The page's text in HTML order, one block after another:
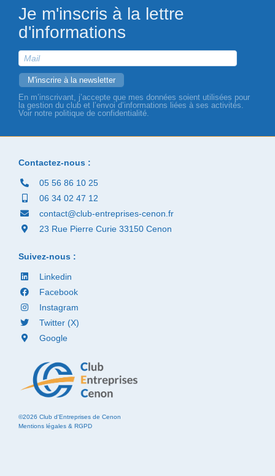
Je m'inscris à la lettre
d'informations
En m’inscrivant, j’accepte que mes données soient utilisées pour
la gestion du club et l’envoi d’informations liées à ses activités.
Voir notre politique de confidentialité.
©2026 Club d'Entreprises de Cenon
Mentions légales & RGPD
Contactez-nous :
05 56 86 10 25
06 34 02 47 12
contact@club-entreprises-cenon.fr
23 Rue Pierre Curie 33150 Cenon
Suivez-nous :
Linkedin
Facebook
Instagram
Twitter (X)
Google